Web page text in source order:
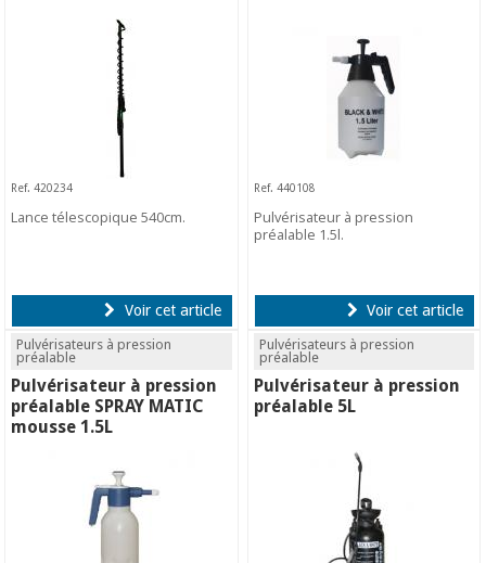
Ref. 420234
Lance télescopique 540cm.
Voir cet article
Ref. 440108
Pulvérisateur à pression
préalable 1.5l.
Voir cet article
Pulvérisateurs à pression
préalable
Pulvérisateur à pression
préalable SPRAY MATIC
mousse 1.5L
Pulvérisateurs à pression
préalable
Pulvérisateur à pression
préalable 5L